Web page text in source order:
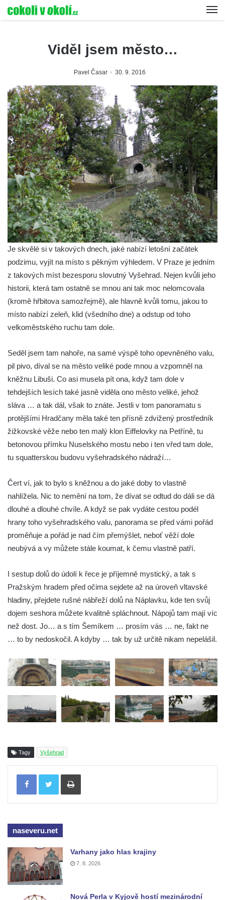
Viděl jsem město…
Pavel Časar 30. 9. 2016
Je skvělé si v takových dnech, jaké nabízí letošní začátek
podzimu, vyjít na místo s pěkným výhledem. V Praze je jedním
z takových míst bezesporu slovutný Vyšehrad. Nejen kvůli jeho
historii, která tam ostatně se mnou ani tak moc nelomcovala
(kromě hřbitova samozřejmě), ale hlavně kvůli tomu, jakou to
místo nabízí zeleň, klid (všedního dne) a odstup od toho
velkoměstského ruchu tam dole.
Seděl jsem tam nahoře, na samé výspě toho opevněného valu,
pil pivo, díval se na město veliké pode mnou a vzpomněl na
kněžnu Libuši. Co asi musela pít ona, když tam dole v
tehdejších lesích také jasně viděla ono město veliké, jehož
sláva … a tak dál, však to znáte. Jestli v tom panoramatu s
protějšími Hradčany měla také ten přísně zdvižený prostředník
žižkovské věže nebo ten malý klon Eiffelovky na Petříně, tu
betonovou přímku Nuselského mostu nebo i ten vřed tam dole,
tu squatterskou budovu vyšehradského nádraží…
Čert ví, jak to bylo s kněžnou a do jaké doby to vlastně
nahlížela. Nic to nemění na tom, že dívat se odtud do dáli se dá
dlouhé a dlouhé chvíle. A když se pak vydáte cestou podél
hrany toho vyšehradského valu, panorama se před vámi pořád
proměňuje a pořád je nad čím přemýšlet, neboť věží dole
neubývá a vy můžete stále koumat, k čemu vlastně patří.
I sestup dolů do údolí k řece je příjemně mystický, a tak s
Pražským hradem před očima sejdete až na úroveň vltavské
hladiny, přejdete rušné nábřeží dolů na Náplavku, kde ten svůj
dojem seshora můžete kvalitně spláchnout. Nápojů tam mají víc
než dost. Jo… a s tím Šemíkem … prosím vás … ne, fakt ne
… to by nedoskočil. A kdyby … tak by už určitě nikam nepelášil.
Tagy Vyšehrad
Tisknout
naseveru.net
Varhany jako hlas krajiny
7. 8. 2026
Nová Perla v Kyjově hostí mezinárodní